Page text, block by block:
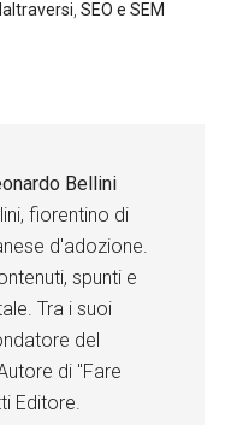
,SEO e SEM
Bellini
fiorentino di
d'adozione.
spunti e
Tra i suoi
del
di "Fare
Editore.